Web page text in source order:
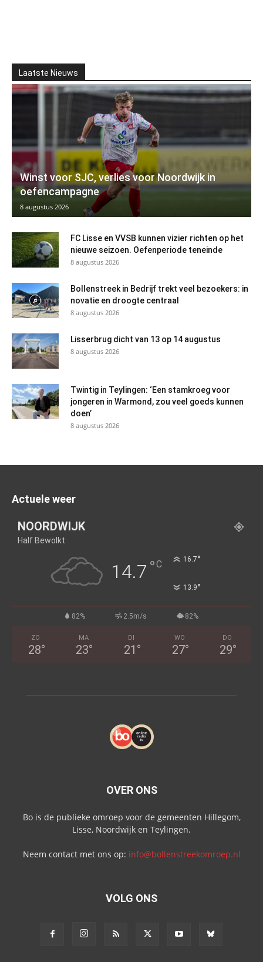
Laatste Nieuws
Winst voor SJC, verlies voor Noordwijk in
oefencampagne
8 augustus 2026
FC Lisse en VVSB kunnen vizier richten op het
nieuwe seizoen. Oefenperiode teneinde
8 augustus 2026
Bollenstreek in Bedrijf trekt veel bezoekers: in
novatie en droogte centraal
8 augustus 2026
Lisserbrug dicht van 13 op 14 augustus
8 augustus 2026
Twintig in Teylingen: ‘Een stamkroeg voor
jongeren in Warmond, zou veel goeds kunnen
doen’
8 augustus 2026
Actuele weer
NOORDWIJK
Half Bewolkt
14.7 °C 16.7°
13.9°
82% 2.5m/s 82%
ZO
28°
MA
23°
DI
21 °
WO
27°
DO
29°
OVER ONS
Bo is de publieke omroep voor de gemeenten Hillegom,
Lisse, Noordwijk en Teylingen.
Neem contact met ons op: info@bollenstreekomroep.nl
VOLG ONS